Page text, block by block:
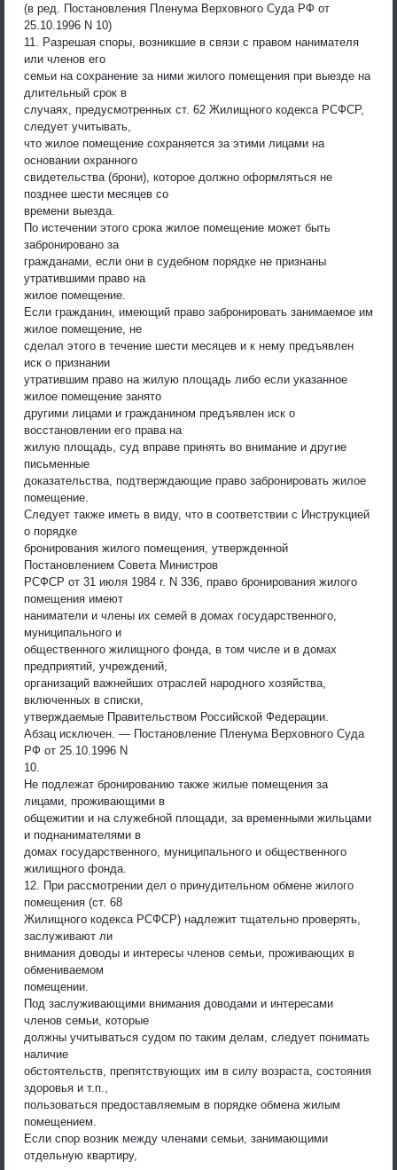
(в ред. Постановления Пленума Верховного Суда РФ от
25.10.1996 N 10)
11. Разрешая споры, возникшие в связи с правом нанимателя
или членов его
семьи на сохранение за ними жилого помещения при выезде на
длительный срок в
случаях, предусмотренных ст. 62 Жилищного кодекса РСФСР,
следует учитывать,
что жилое помещение сохраняется за этими лицами на
основании охранного
свидетельства (брони), которое должно оформляться не
позднее шести месяцев со
времени выезда.
По истечении этого срока жилое помещение может быть
забронировано за
гражданами, если они в судебном порядке не признаны
утратившими право на
жилое помещение.
Если гражданин, имеющий право забронировать занимаемое им
жилое помещение, не
сделал этого в течение шести месяцев и к нему предъявлен
иск о признании
утратившим право на жилую площадь либо если указанное
жилое помещение занято
другими лицами и гражданином предъявлен иск о
восстановлении его права на
жилую площадь, суд вправе принять во внимание и другие
письменные
доказательства, подтверждающие право забронировать жилое
помещение.
Следует также иметь в виду, что в соответствии с Инструкцией
о порядке
бронирования жилого помещения, утвержденной
Постановлением Совета Министров
РСФСР от 31 июля 1984 г. N 336, право бронирования жилого
помещения имеют
наниматели и члены их семей в домах государственного,
муниципального и
общественного жилищного фонда, в том числе и в домах
предприятий, учреждений,
организаций важнейших отраслей народного хозяйства,
включенных в списки,
утверждаемые Правительством Российской Федерации.
Абзац исключен. — Постановление Пленума Верховного Суда
РФ от 25.10.1996 N
10.
Не подлежат бронированию также жилые помещения за
лицами, проживающими в
общежитии и на служебной площади, за временными жильцами
и поднанимателями в
домах государственного, муниципального и общественного
жилищного фонда.
12. При рассмотрении дел о принудительном обмене жилого
помещения (ст. 68
Жилищного кодекса РСФСР) надлежит тщательно проверять,
заслуживают ли
внимания доводы и интересы членов семьи, проживающих в
обмениваемом
помещении.
Под заслуживающими внимания доводами и интересами
членов семьи, которые
должны учитываться судом по таким делам, следует понимать
наличие
обстоятельств, препятствующих им в силу возраста, состояния
здоровья и т.п.,
пользоваться предоставляемым в порядке обмена жилым
помещением.
Если спор возник между членами семьи, занимающими
отдельную квартиру,